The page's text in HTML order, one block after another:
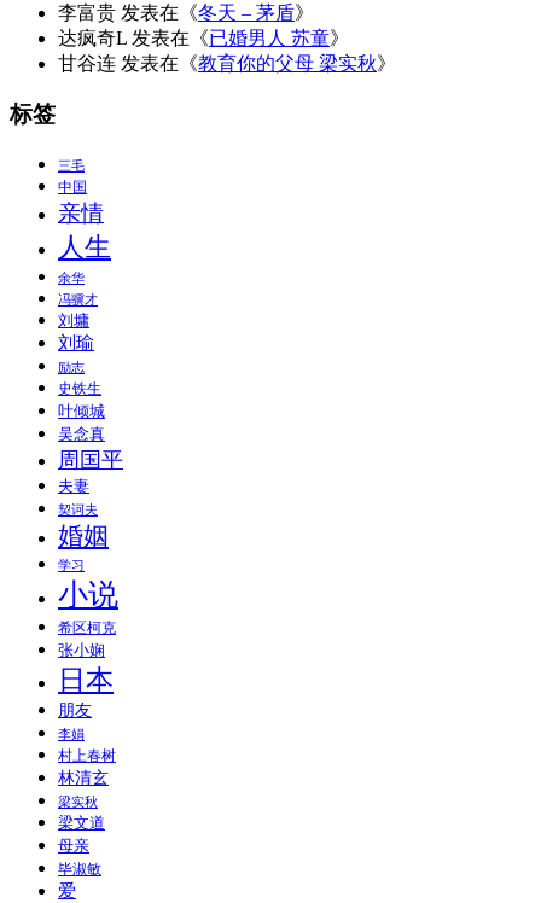
李富贵 发表在《冬天 – 茅盾》
达疯奇L 发表在《已婚男人 苏童》
甘谷连 发表在《教育你的父母 梁实秋》
标签
三毛
中国
亲情
人生
余华
冯骥才
刘墉
刘瑜
励志
史铁生
叶倾城
吴念真
周国平
夫妻
契诃夫
婚姻
学习
小说
希区柯克
张小娴
日本
朋友
李娟
村上春树
林清玄
梁实秋
梁文道
母亲
毕淑敏
爱